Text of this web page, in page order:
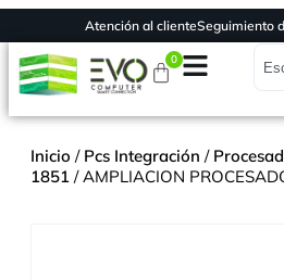
Atención al clienteSeguimiento
0
Inicio / Pcs Integración /
1851 / AMPLIACION